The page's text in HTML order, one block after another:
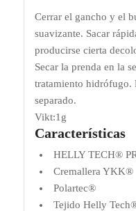
Cerrar el gancho y el
suavizante. Sacar
producirse cierta
Secar la prenda en la
tratamiento hidrófugo.
separado.
Vikt:1g
Características
HELLY TECH®
Cremallera YKK®
Polartec®
Tejido Helly